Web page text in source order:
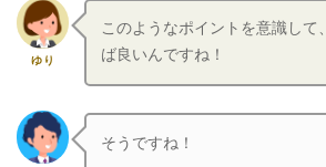
ゆり
このようなポイントを意識して
ば良いんですね！
そうですね！